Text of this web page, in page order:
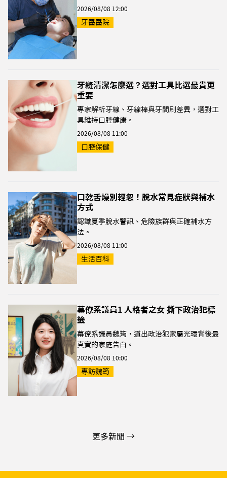
2026/08/08 12:00
牙醫醫院
牙縫清潔怎麼選？選對工具比選最貴更
重要
專家解析牙線、牙線棒與牙間刷差異，選對工
具維持口腔健康。
2026/08/08 11:00
口腔保健
口乾舌燥別輕忽！脫水常見症狀與補水
方式
認識夏季脫水警訊、危險族群與正確補水方
法。
2026/08/08 11:00
生活百科
幕僚系議員1 人格者之女 撕下政治犯標
籤
幕僚系議員魏筠，道出政治犯家屬光環背後最
真實的家庭告白。
2026/08/08 10:00
專訪魏筠
更多新聞 →